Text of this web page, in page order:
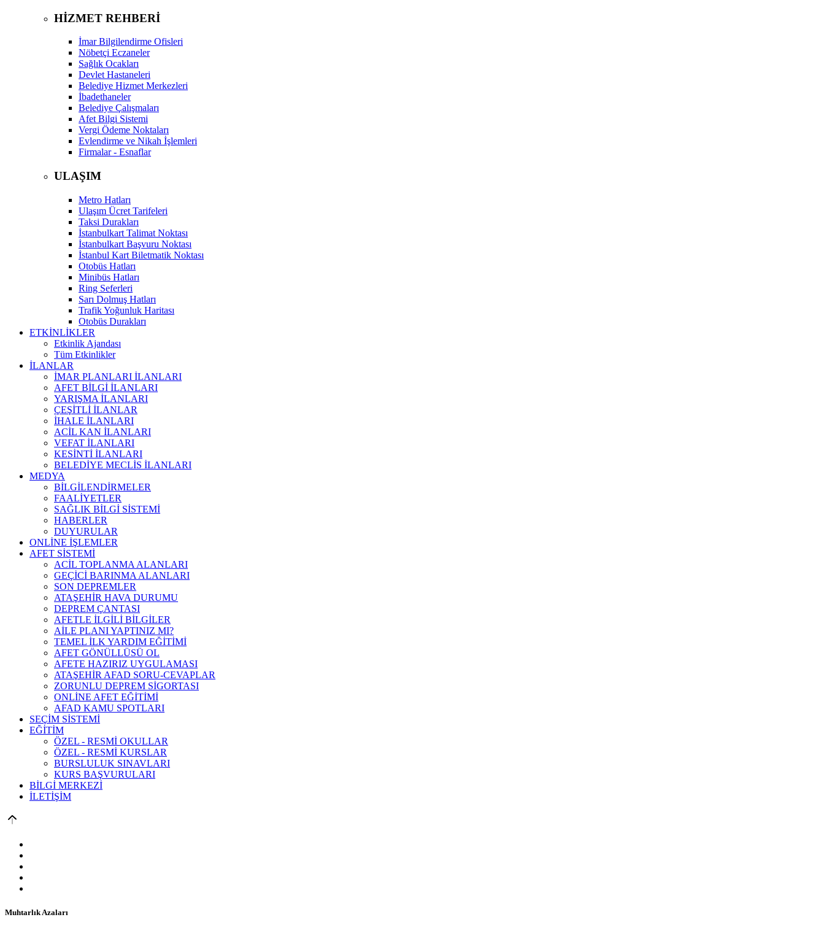
HİZMET REHBERİ
İmar Bilgilendirme Ofisleri
Nöbetçi Eczaneler
Sağlık Ocakları
Devlet Hastaneleri
Belediye Hizmet Merkezleri
İbadethaneler
Belediye Çalışmaları
Afet Bilgi Sistemi
Vergi Ödeme Noktaları
Evlendirme ve Nikah İşlemleri
Firmalar - Esnaflar
ULAŞIM
Metro Hatları
Ulaşım Ücret Tarifeleri
Taksi Durakları
İstanbulkart Talimat Noktası
İstanbulkart Başvuru Noktası
İstanbul Kart Biletmatik Noktası
Otobüs Hatları
Minibüs Hatları
Ring Seferleri
Sarı Dolmuş Hatları
Trafik Yoğunluk Haritası
Otobüs Durakları
ETKİNLİKLER
Etkinlik Ajandası
Tüm Etkinlikler
İLANLAR
İMAR PLANLARI İLANLARI
AFET BİLGİ İLANLARI
YARIŞMA İLANLARI
ÇEŞİTLİ İLANLAR
İHALE İLANLARI
ACİL KAN İLANLARI
VEFAT İLANLARI
KESİNTİ İLANLARI
BELEDİYE MECLİS İLANLARI
MEDYA
BİLGİLENDİRMELER
FAALİYETLER
SAĞLIK BİLGİ SİSTEMİ
HABERLER
DUYURULAR
ONLİNE İŞLEMLER
AFET SİSTEMİ
ACİL TOPLANMA ALANLARI
GEÇİCİ BARINMA ALANLARI
SON DEPREMLER
ATAŞEHİR HAVA DURUMU
DEPREM ÇANTASI
AFETLE İLGİLİ BİLGİLER
AİLE PLANI YAPTINIZ MI?
TEMEL İLK YARDIM EĞİTİMİ
AFET GÖNÜLLÜSÜ OL
AFETE HAZIRIZ UYGULAMASI
ATAŞEHİR AFAD SORU-CEVAPLAR
ZORUNLU DEPREM SİGORTASI
ONLİNE AFET EĞİTİMİ
AFAD KAMU SPOTLARI
SEÇİM SİSTEMİ
EĞİTİM
ÖZEL - RESMİ OKULLAR
ÖZEL - RESMİ KURSLAR
BURSLULUK SINAVLARI
KURS BAŞVURULARI
BİLGİ MERKEZİ
İLETİŞİM
Muhtarlık Azaları